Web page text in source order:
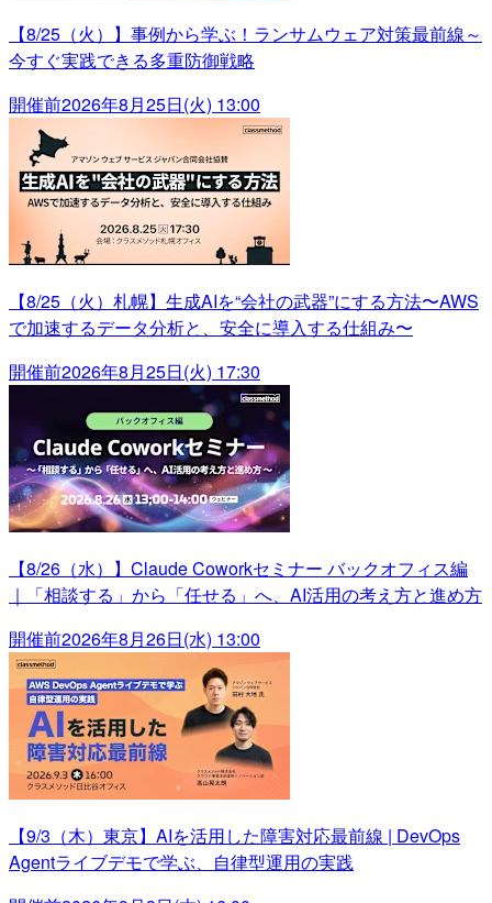
【8/25（火）】事例から学ぶ！ランサムウェア対策最前線～
今すぐ実践できる多重防御戦略
開催前2026年8月25日(火) 13:00
【8/25（火）札幌】生成AIを“会社の武器”にする方法〜AWS
で加速するデータ分析と、安全に導入する仕組み〜
開催前2026年8月25日(火) 17:30
【8/26（水）】Claude Coworkセミナー バックオフィス編
｜「相談する」から「任せる」へ、AI活用の考え方と進め方
開催前2026年8月26日(水) 13:00
【9/3（木）東京】AIを活用した障害対応最前線 | DevOps
Agentライブデモで学ぶ、自律型運用の実践